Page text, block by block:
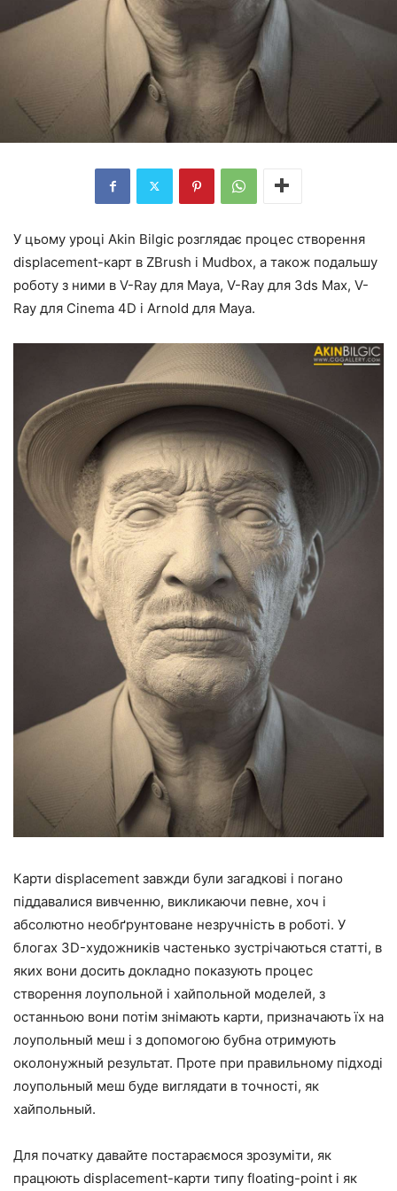
У цьому уроці Akin Bilgic розглядає процес створення
displacement-карт в ZBrush і Mudbox, а також подальшу
роботу з ними в V-Ray для Maya, V-Ray для 3ds Max, V-
Ray для Cinema 4D і Arnold для Maya.
Карти displacement завжди були загадкові і погано
піддавалися вивченню, викликаючи певне, хоч і
абсолютно необґрунтоване незручність в роботі. У
блогах 3D-художників частенько зустрічаються статті, в
яких вони досить докладно показують процес
створення лоупольной і хайпольной моделей, з
останньою вони потім знімають карти, призначають їх на
лоупольный меш і з допомогою бубна отримують
околонужный результат. Проте при правильному підході
лоупольный меш буде виглядати в точності, як
хайпольный.
Для початку давайте постараємося зрозуміти, як
працюють displacement-карти типу floating-point і як